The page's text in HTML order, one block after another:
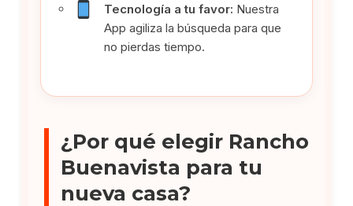
Tecnología a tu favor: Nuestra
App agiliza la búsqueda para que
no pierdas tiempo.
¿Por qué elegir Rancho
Buenavista para tu
nueva casa?